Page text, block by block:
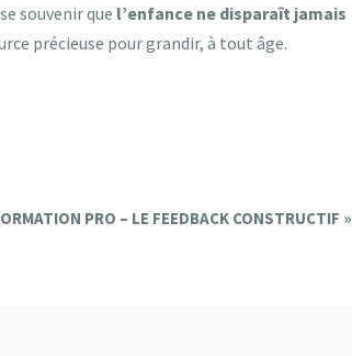
souvenir que l’enfance ne disparaît jamais
précieuse pour grandir, à tout âge.
PRO – LE FEEDBACK CONSTRUCTIF »